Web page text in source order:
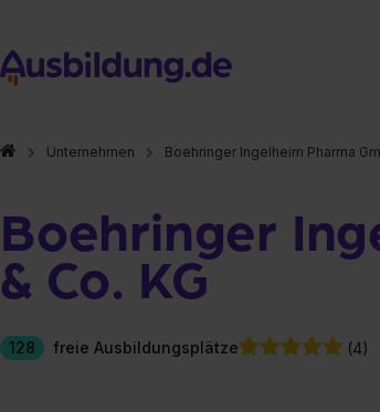
Unternehmen Boehringer Ingelheim Pharma
Boehringer
& Co. KG
128 freie Ausbildungsplätze (4)